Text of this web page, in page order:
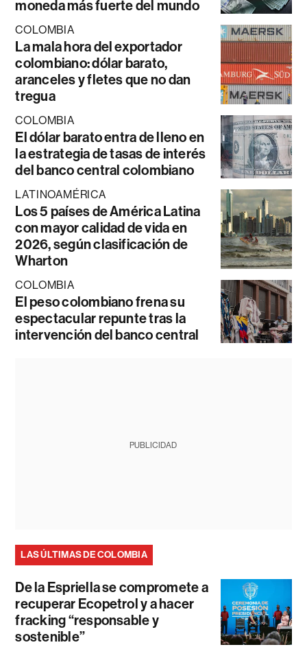
moneda más fuerte del mundo
COLOMBIA
La mala hora del exportador
colombiano: dólar barato,
aranceles y fletes que no dan
tregua
COLOMBIA
El dólar barato entra de lleno en
la estrategia de tasas de interés
del banco central colombiano
LATINOAMÉRICA
Los 5 países de América Latina
con mayor calidad de vida en
2026, según clasificación de
Wharton
COLOMBIA
El peso colombiano frena su
espectacular repunte tras la
intervención del banco central
PUBLICIDAD
LAS ÚLTIMAS DE COLOMBIA
De la Espriella se compromete a
recuperar Ecopetrol y a hacer
fracking “responsable y
sostenible”